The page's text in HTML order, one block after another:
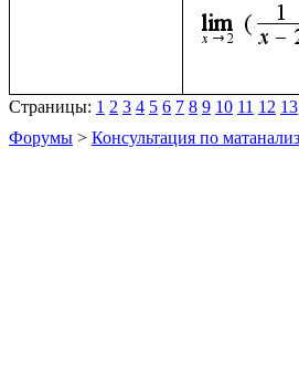
Страницы: 1 2 3 4 5 6 7 8 9 10 11 12 13
Форумы > Консультация по